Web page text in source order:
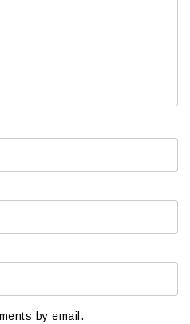
by email.